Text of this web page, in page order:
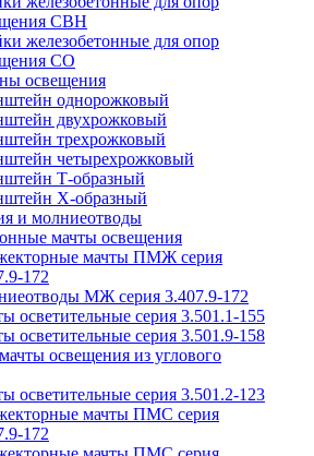
СВН
железобетонные для опор
СО
освещения
однорожковый
двухрожковый
трехрожковый
четырехрожковый
Т-образный
Х-образный
и молниеотводы
мачты освещения
мачты ПМЖ серия
172
МЖ серия 3.407.9-172
осветительные серия 3.501.1-155
осветительные серия 3.501.9-158
освещения из углового
осветительные серия 3.501.2-123
мачты ПМС серия
172